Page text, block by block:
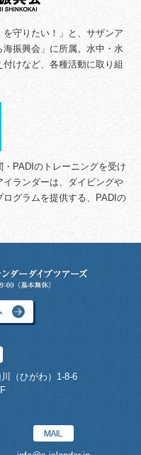
を守りたい！」と、サザンア
振興会」に所属。水中・水
けなど、各種活動に取り組
PADIのトレーニングを受け
ランダーは、ダイビングや
グラムを提供する、PADIの
（ひがわ）1-8-6